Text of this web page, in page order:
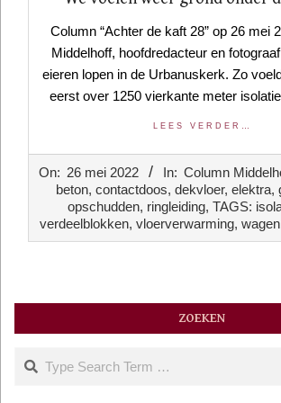
Column “Achter de kaft 28” op 26 mei
Middelhoff, hoofdredacteur en
eieren lopen in de Urbanuskerk. Zo
eerst over 1250 vierkante meter
LEES VERDER…
05-
On: 26 mei 2022 In: Column
beton, contactdoos, dekvloer, elektra,
opschudden, ringleiding, TAGS:
verdeelblokken, vloerverwarming, wagen
ZOEKEN
Search